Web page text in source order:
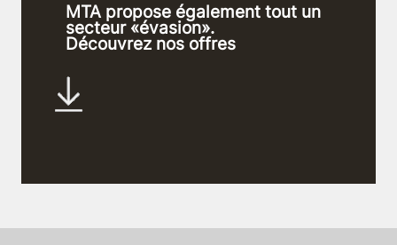
MTA propose également tout un
secteur «évasion».
Découvrez nos offres